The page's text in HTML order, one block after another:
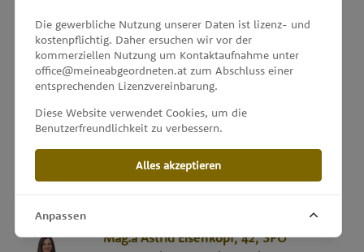
Abgeordneter zum Vorarlberger Landtag
Detlev Eisel-Eiselsberg, 64, ÖVP
Eisenhut , ca. 52,
Abgeordnete zum Nationalrat
Mag.a Astrid Eisenkopf, 42,SPÖ
Die gewerbliche Nutzung unserer Daten ist lizenz- und
kostenpflichtig. Daher ersuchen wir vor der
kommerziellen Nutzung um Kontaktaufnahme unter
office@meineabgeordneten.at zum Abschluss einer
entsprechenden Lizenzvereinbarung.
Diese Website verwendet Cookies, um die
Benutzerfreundlichkeit zu verbessern.
Alles akzeptieren
Anpassen